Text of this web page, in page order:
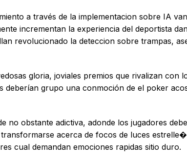
a través de la implementacion sobre IA
incrementan la experiencia del deportista
revolucionado la deteccion sobre trampas,
gloria, joviales premios que rivalizan con
deberían grupo una conmoción de el poker
obstante adictiva, adonde los jugadores
acerca de focos de luces
cual demandan emociones rapidas sitio duro.